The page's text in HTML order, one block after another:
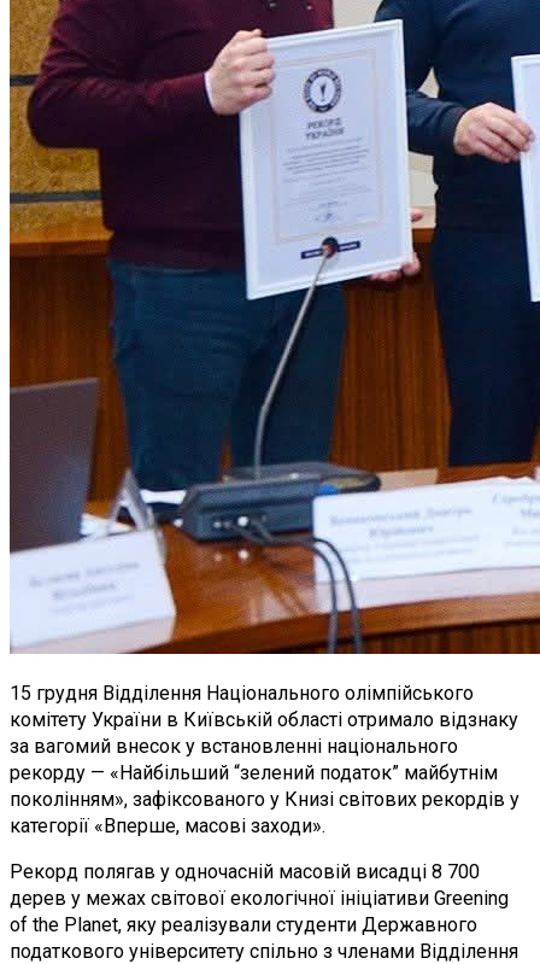
15 грудня Відділення Національного олімпійського
комітету України в Київській області отримало відзнаку
за вагомий внесок у встановленні національного
рекорду — «Найбільший “зелений податок” майбутнім
поколінням», зафіксованого у Книзі світових рекордів у
категорії «Вперше, масові заходи».
Рекорд полягав у одночасній масовій висадці 8 700
дерев у межах світової екологічної ініціативи Greening
of the Planet, яку реалізували студенти Державного
податкового університету спільно з членами Відділення